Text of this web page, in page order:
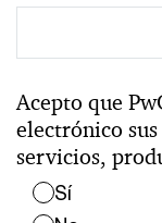
Acepto que
electrónico
servicios,
Sí